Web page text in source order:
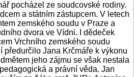
pocházel ze soudcovské rodiny.
a státním zástupcem. V letech
zemského soudu v Praze a
dvora ve Vídni. I dědeček
Vrchního zemského soudu
předurčilo Jana Krčmáře k výkonu
jeho zájmu se však nestala
a právní věda. Jan